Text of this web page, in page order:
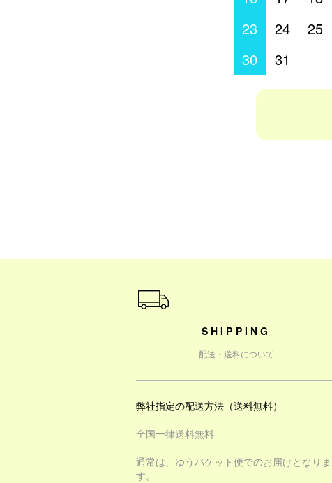
23
24 25
30
31
ショッピングガイド
SHIPPING
配送・送料について
弊社指定の配送方法（送料無料）
全国一律送料無料
通常は、ゆうパケット便でのお届けとなりま
す。